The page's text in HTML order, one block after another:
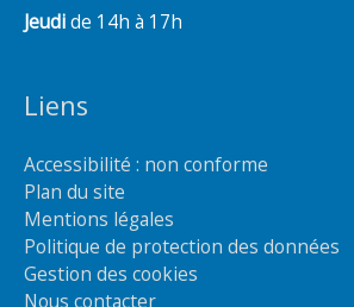
Jeudide 14h à 17h
Liens
Accessibilité : non conforme
Plan du site
Mentions légales
Politique de protection des données
Gestion des cookies
Nous contacter